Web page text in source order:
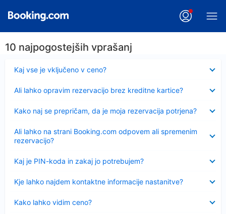
10 najpogostejših vprašanj
Kaj vse je vključeno v ceno?
Ali lahko opravim rezervacijo brez kreditne kartice?
Kako naj se prepričam, da je moja rezervacija potrjena?
Ali lahko na strani Booking.com odpovem ali spremenim
rezervacijo?
Kaj je PIN-koda in zakaj jo potrebujem?
Kje lahko najdem kontaktne informacije nastanitve?
Kako lahko vidim ceno?